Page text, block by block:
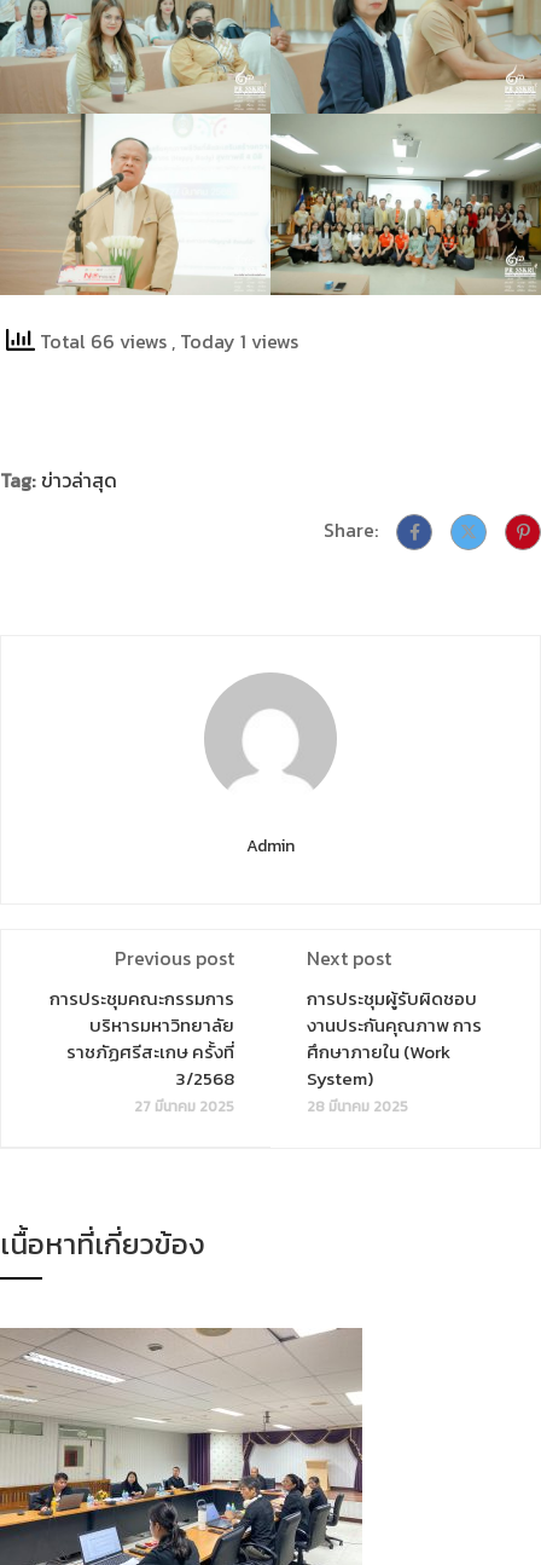
Total 66 views , Today 1 views
Tag: ข่าวล่าสุด
Share:
Admin
Previous post
การประชุมคณะกรรมการ
บริหารมหาวิทยาลัย
ราชภัฏศรีสะเกษ ครั้งที่
3/2568
27 มีนาคม 2025
Next post
การประชุมผู้รับผิดชอบ
งานประกันคุณภาพ การ
ศึกษาภายใน (Work
System)
28 มีนาคม 2025
เนื้อหาที่เกี่ยวข้อง